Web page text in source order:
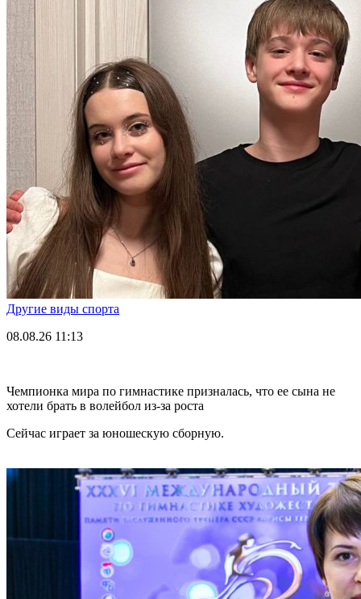
Другие виды спорта
08.08.26 11:13
Чемпионка мира по гимнастике призналась, что ее сына не
хотели брать в волейбол из-за роста
Сейчас играет за юношескую сборную.